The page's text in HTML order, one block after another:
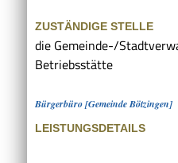
ZUSTÄNDIGE STELLE
die Gemeinde-/
Betriebsstätte
Bürgerbüro [Gemeinde Bötzingen]
LEISTUNGSDETAILS